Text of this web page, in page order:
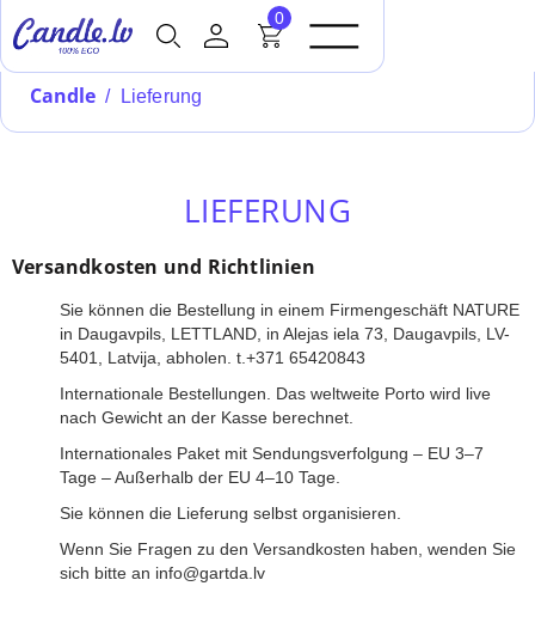
0
Candle / Lieferung
LIEFERUNG
Versandkosten und Richtlinien
Sie können die Bestellung in einem Firmengeschäft NATURE
in Daugavpils, LETTLAND, in Alejas iela 73, Daugavpils, LV-
5401, Latvija, abholen. t.+371 65420843
Internationale Bestellungen. Das weltweite Porto wird live
nach Gewicht an der Kasse berechnet.
Internationales Paket mit Sendungsverfolgung – EU 3–7
Tage – Außerhalb der EU 4–10 Tage.
Sie können die Lieferung selbst organisieren.
Wenn Sie Fragen zu den Versandkosten haben, wenden Sie
sich bitte an info@gartda.lv